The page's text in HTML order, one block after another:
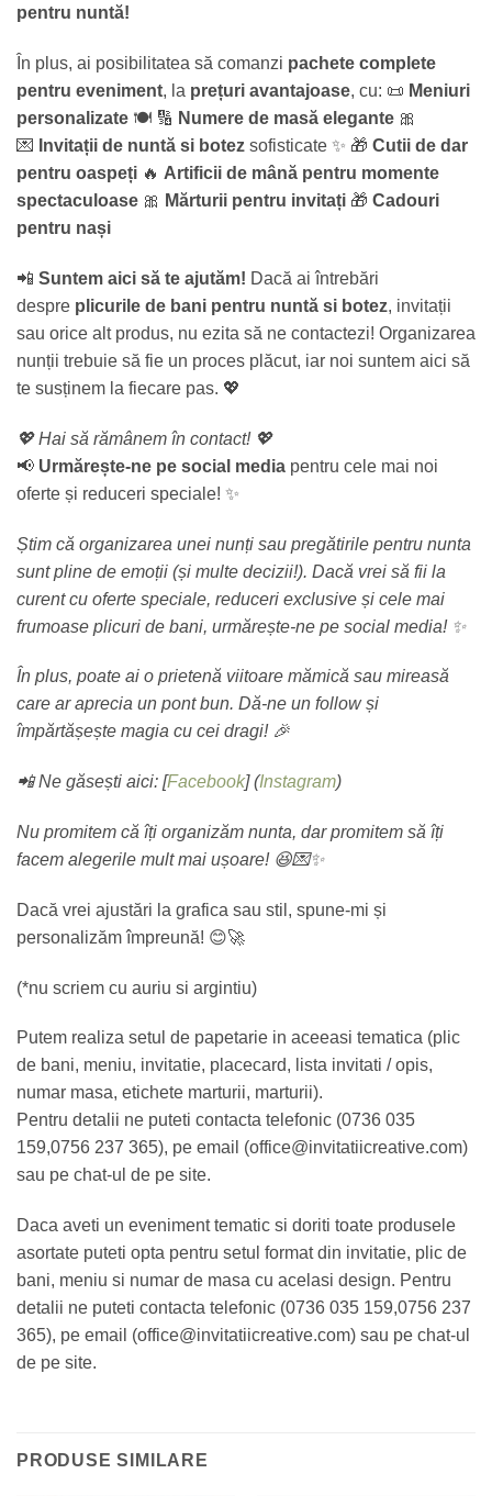
pentru nuntă!
În plus, ai posibilitatea să comanzi pachete complete
pentru eveniment, la prețuri avantajoase, cu: 📜 Meniuri
personalizate 🍽️ 🔢 Numere de masă elegante 🎀
💌
Invitații de nuntă si botez sofisticate ✨ 🎁 Cutii de dar
pentru oaspeți 🔥 Artificii de mână pentru momente
spectaculoase 🎀 Mărturii pentru invitați 🎁 Cadouri
pentru nași
📲 Suntem aici să te ajutăm! Dacă ai întrebări
despre plicurile de bani pentru nuntă si botez, invitații
sau orice alt produs, nu ezita să ne contactezi! Organizarea
nunții trebuie să fie un proces plăcut, iar noi suntem aici să
te susținem la fiecare pas. 💖
💖 Hai să rămânem în contact! 💖
📢 Urmărește-ne pe social media pentru cele mai noi
oferte și reduceri speciale! ✨
Știm că organizarea unei nunți sau pregătirile pentru nunta
sunt pline de emoții (și multe decizii!). Dacă vrei să fii la
curent cu oferte speciale, reduceri exclusive și cele mai
frumoase plicuri de bani, urmărește-ne pe social media! ✨
În plus, poate ai o prietenă viitoare mămică sau mireasă
care ar aprecia un pont bun. Dă-ne un follow și
împărtășește magia cu cei dragi! 🎉
📲 Ne găsești aici: [Facebook] (Instagram)
Nu promitem că îți organizăm nunta, dar promitem să îți
facem alegerile mult mai ușoare! 😆💌✨
Dacă vrei ajustări la grafica sau stil, spune-mi și
personalizăm împreună! 😊🚀
(*nu scriem cu auriu si argintiu)
Putem realiza setul de papetarie in aceeasi tematica (plic
de bani, meniu, invitatie, placecard, lista invitati / opis,
numar masa, etichete marturii, marturii).
Pentru detalii ne puteti contacta telefonic (0736 035
159,0756 237 365), pe email (office@invitatiicreative.com)
sau pe chat-ul de pe site.
Daca aveti un eveniment tematic si doriti toate produsele
asortate puteti opta pentru setul format din invitatie, plic de
bani, meniu si numar de masa cu acelasi design. Pentru
detalii ne puteti contacta telefonic (0736 035 159,0756 237
365), pe email (office@invitatiicreative.com) sau pe chat-ul
de pe site.
PRODUSE SIMILARE